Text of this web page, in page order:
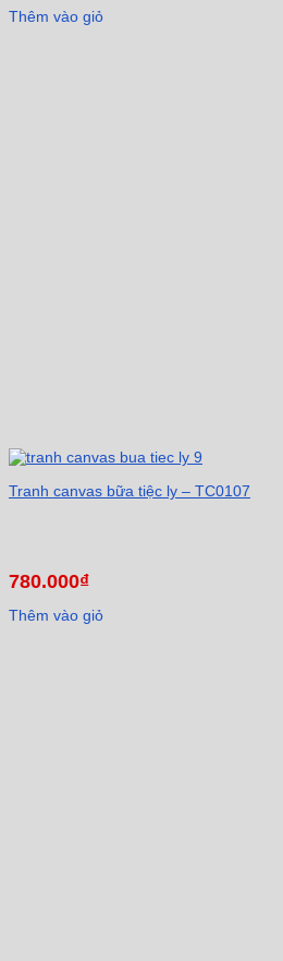
Thêm vào giỏ
Tranh canvas bữa tiệc ly – TC0107
780.000₫
Thêm vào giỏ